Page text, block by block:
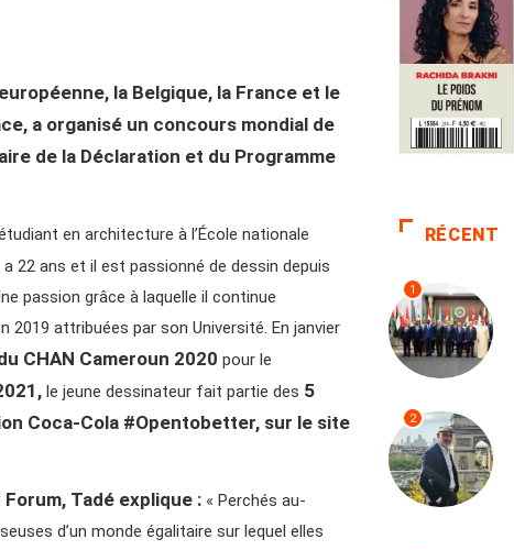
la Belgique, la France et le
a organisé un concours mondial de
de la Déclaration et du Programme
en architecture à l’École nationale
a 22 ans et il est passionné de dessin depuis
passion grâce à laquelle il continue
2019 attribuées par son Université. En janvier
CHAN Cameroun 2020 pour le
le jeune dessinateur fait partie des 5
Coca-Cola #Opentobetter, sur le site
Tadé explique : « Perchés au-
d’un monde égalitaire sur lequel elles
RÉCENT
1
2